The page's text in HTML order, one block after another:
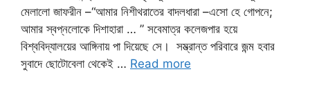
মেলালো জাফরীন –“আমার নিশীথরাতের বাদলধারা –এসো হে গোপনে;
আমার স্বপ্নলোকে দিশাহারা … ” সবেমাত্র কলেজপার হয়ে
বিশ্ববিদ্যালয়ের আঙ্গিনায় পা দিয়েছে সে। সম্ভ্রান্ত পরিবারে জন্ম হবার
সুবাদে ছোটোবেলা থেকেই … Read more